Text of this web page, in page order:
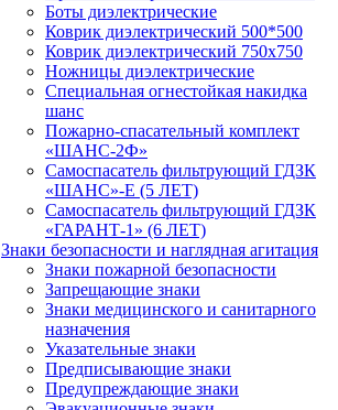
Боты диэлектрические
Коврик диэлектрический 500*500
Коврик диэлектрический 750х750
Ножницы диэлектрические
Специальная огнестойкая накидка
шанс
Пожарно-спасательный комплект
«ШАНС-2Ф»
Самоспасатель фильтрующий ГДЗК
«ШАНС»-Е (5 ЛЕТ)
Самоспасатель фильтрующий ГДЗК
«ГАРАНТ-1» (6 ЛЕТ)
Знаки безопасности и наглядная агитация
Знаки пожарной безопасности
Запрещающие знаки
Знаки медицинского и санитарного
назначения
Указательные знаки
Предписывающие знаки
Предупреждающие знаки